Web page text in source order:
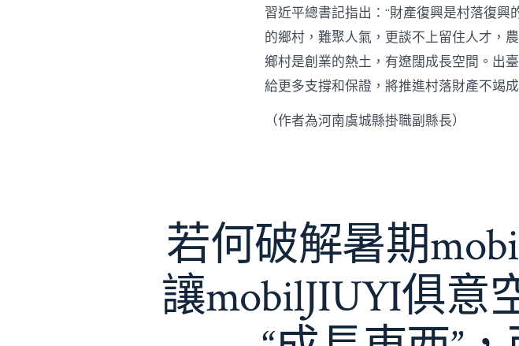
習近平總書記指出：“財產復興是村落復
的鄉村，難聚人氣，更談不上留住人才，
鄉村是創業的熱土，有遼闊成長空間。出
給更多支撐和保證，將推進村落財產不竭
（作者為河南虞城縣掛職副縣長）
若何破解暑期
讓mobilJIUYI俱意